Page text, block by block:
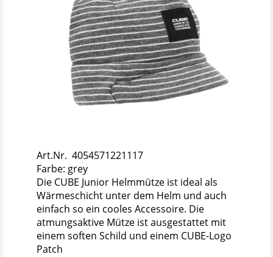
Art.Nr. 4054571221117
Farbe: grey
Die CUBE Junior Helmmütze ist ideal als
Wärmeschicht unter dem Helm und auch
einfach so ein cooles Accessoire. Die
atmungsaktive Mütze ist ausgestattet mit
einem soften Schild und einem CUBE-Logo
Patch